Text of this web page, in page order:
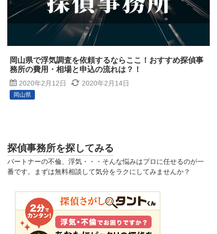
岡山県で浮気調査を依頼するならここ！おすすめ探偵事
務所の費用・相場と申込の流れは？！
2020年2月12日 2020年2月14日
岡山県
探偵事務所を探してみる
パートナーの不倫、浮気・・・そんな悩みはプロに任せるのが一
番です。まずは無料相談して気分をラクにしてみませんか？